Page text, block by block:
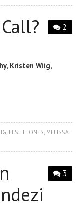
2
Kristen Wiig,
LESLIE JONES MELISSA
3